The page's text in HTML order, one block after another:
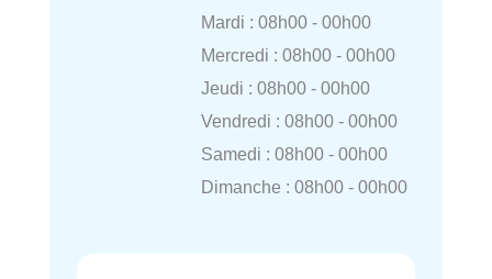
Mardi : 08h00 - 00h00
Mercredi : 08h00 - 00h00
Jeudi : 08h00 - 00h00
Vendredi : 08h00 - 00h00
Samedi : 08h00 - 00h00
Dimanche : 08h00 - 00h00